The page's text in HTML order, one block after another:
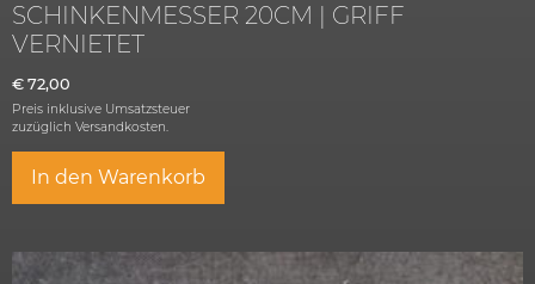
SCHINKENMESSER 20CM | GRIFF
VERNIETET
€ 72,00
Preis inklusive Umsatzsteuer
zuzüglich Versandkosten.
In den Warenkorb